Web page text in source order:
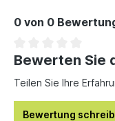
0 von 0
Bewerten Sie
Teilen Sie Ihre
Bewertung